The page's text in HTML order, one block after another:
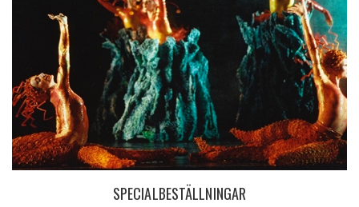
SPECIALBESTÄLLNINGAR